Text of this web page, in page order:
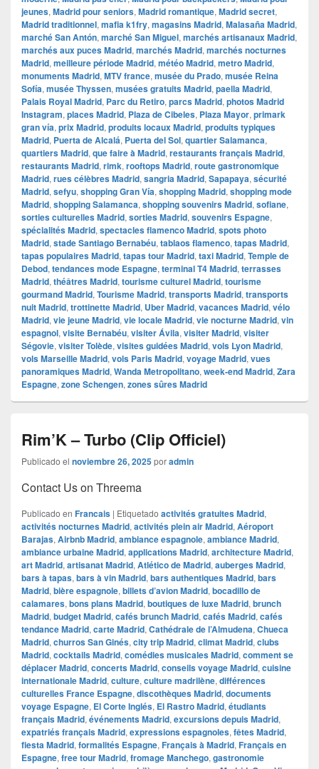
jeunes, Madrid pour seniors, Madrid romantique, Madrid secret,
Madrid traditionnel, mafia k1fry, magasins Madrid, Malasaña Madrid,
marché San Antón, marché San Miguel, marchés artisanaux Madrid,
marchés aux puces Madrid, marchés Madrid, marchés nocturnes
Madrid, meilleure période Madrid, météo Madrid, metro Madrid,
monuments Madrid, MTV france, musée du Prado, musée Reina
Sofía, musée Thyssen, musées gratuits Madrid, paella Madrid,
Palais Royal Madrid, Parc du Retiro, parcs Madrid, photos Madrid
Instagram, places Madrid, Plaza de Cibeles, Plaza Mayor, primark
gran vía, prix Madrid, produits locaux Madrid, produits typiques
Madrid, Puerta de Alcalá, Puerta del Sol, quartier Salamanca,
quartiers Madrid, que faire à Madrid, restaurants français Madrid,
restaurants Madrid, rimk, rooftops Madrid, route gastronomique
Madrid, rues célèbres Madrid, sangria Madrid, Sapapaya, sécurité
Madrid, sefyu, shopping Gran Vía, shopping Madrid, shopping mode
Madrid, shopping Salamanca, shopping souvenirs Madrid, sofiane,
sorties culturelles Madrid, sorties Madrid, souvenirs Espagne,
spécialités Madrid, spectacles flamenco Madrid, spots photo
Madrid, stade Santiago Bernabéu, tablaos flamenco, tapas Madrid,
tapas populaires Madrid, tapas tour Madrid, taxi Madrid, Temple de
Debod, tendances mode Espagne, terminal T4 Madrid, terrasses
Madrid, théâtres Madrid, tourisme culturel Madrid, tourisme
gourmand Madrid, Tourisme Madrid, transports Madrid, transports
nuit Madrid, trottinette Madrid, Uber Madrid, vacances Madrid, vélo
Madrid, vie jeune Madrid, vie locale Madrid, vie nocturne Madrid, vin
espagnol, visite Bernabéu, visiter Ávila, visiter Madrid, visiter
Ségovie, visiter Tolède, visites guidées Madrid, vols Lyon Madrid,
vols Marseille Madrid, vols Paris Madrid, voyage Madrid, vues
panoramiques Madrid, Wanda Metropolitano, week-end Madrid, Zara
Espagne, zone Schengen, zones sûres Madrid
Rim’K – Turbo (Clip Officiel)
Publicado el noviembre 26, 2025poradmin
Contact Us on Threema
Publicado en Francais | Etiquetado activités gratuites Madrid,
activités nocturnes Madrid, activités plein air Madrid, Aéroport
Barajas, Airbnb Madrid, ambiance espagnole, ambiance Madrid,
ambiance urbaine Madrid, applications Madrid, architecture Madrid,
art Madrid, artisanat Madrid, Atlético de Madrid, auberges Madrid,
bars à tapas, bars à vin Madrid, bars authentiques Madrid, bars
Madrid, bière espagnole, billets d’avion Madrid, bocadillo de
calamares, bons plans Madrid, boutiques de luxe Madrid, brunch
Madrid, budget Madrid, cafés brunch Madrid, cafés Madrid, cafés
tendance Madrid, carte Madrid, Cathédrale de l’Almudena, Chueca
Madrid, churros San Ginés, city trip Madrid, climat Madrid, clubs
Madrid, cocktails Madrid, comédies musicales Madrid, comment se
déplacer Madrid, concerts Madrid, conseils voyage Madrid, cuisine
internationale Madrid, culture, culture madrilène, différences
culturelles France Espagne, discothèques Madrid, documents
voyage Espagne, El Corte Inglés, El Rastro Madrid, étudiants
français Madrid, événements Madrid, excursions depuis Madrid,
expatriés français Madrid, expressions espagnoles, fêtes Madrid,
fiesta Madrid, formalités Espagne, Français à Madrid, Français en
Espagne, free tour Madrid, fromage Manchego, gastronomie